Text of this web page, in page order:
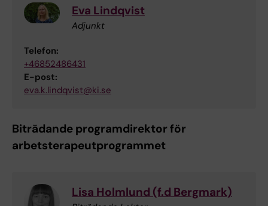
Eva Lindqvist
Adjunkt
Telefon:
+46852486431
E-post:
eva.k.lindqvist@ki.se
Biträdande programdirektor för
arbetsterapeutprogrammet
Lisa Holmlund (f.d Bergmark)